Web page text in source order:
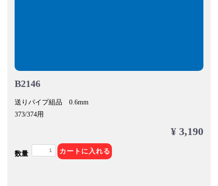
B2146
送りパイプ組品 0.6mm
373/374用
¥ 3,190
数量 カートに入れる